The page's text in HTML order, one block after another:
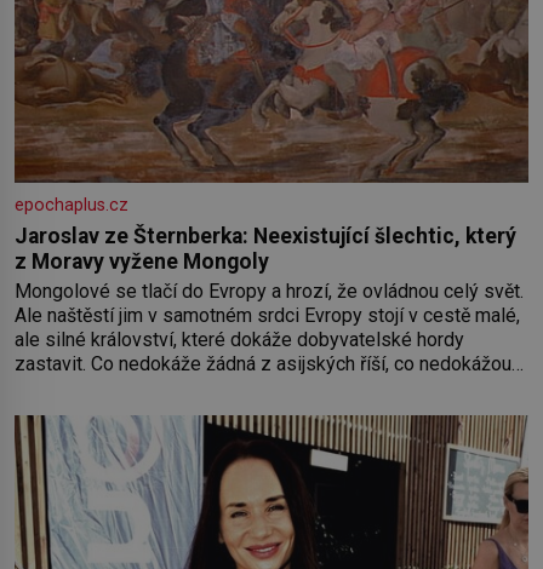
epochaplus.cz
Jaroslav ze Šternberka: Neexistující šlechtic, který
z Moravy vyžene Mongoly
Mongolové se tlačí do Evropy a hrozí, že ovládnou celý svět.
Ale naštěstí jim v samotném srdci Evropy stojí v cestě malé,
ale silné království, které dokáže dobyvatelské hordy
zastavit. Co nedokáže žádná z asijských říší, co nedokážou
od roku 1223 postupují podél Kaspického a Azovského
moře,